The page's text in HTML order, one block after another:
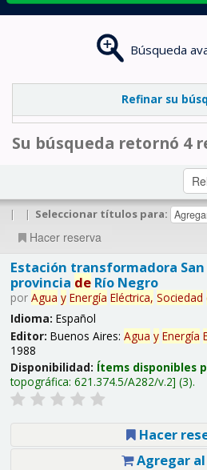
Búsqueda
Refinar su
Su búsqueda retornó 4
| | Seleccionar títulos para:
Hacer reserva
Estación transformadora
provincia deRío Negro
por Agua y Energía Eléctrica, Sociedad
Idioma: Español
Editor: Buenos Aires: Agua y Energía
1988
Disponibilidad: Ítems disponibles
topográfica: 621.374.5/A282/v.2 (3).
Hacer
Agregar